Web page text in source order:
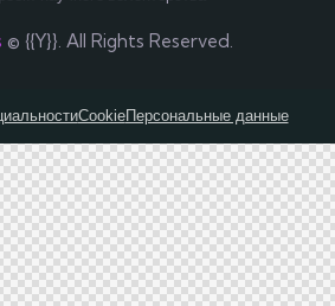
© {{Y}}. All Rights Reserved.
CookieПерсональные данные